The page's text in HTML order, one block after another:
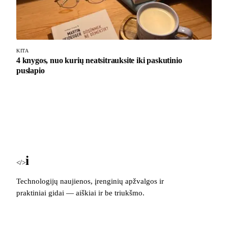
KITA
4 knygos, nuo kurių neatsitrauksite iki paskutinio
puslapio
</>iBlog
Technologijų naujienos, įrenginių apžvalgos ir
praktiniai gidai — aiškiai ir be triukšmo.